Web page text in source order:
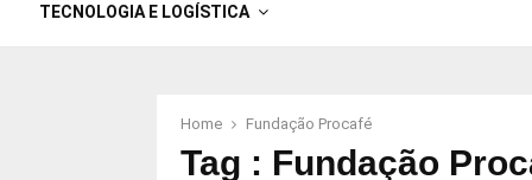
TECNOLOGIA E LOGÍSTICA
Home Fundação Procafé
Tag : Fundação